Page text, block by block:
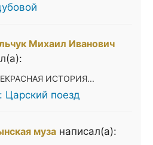
Михаил Иванович
ИСТОРИЯ...
Царский поезд
музанаписал(а):